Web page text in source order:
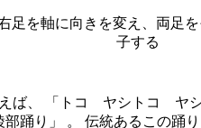
右足を軸に向きを変え、両足
子する
えば、 「トコ ヤシトコ ヤ
踊り」 。 伝統あるこの踊